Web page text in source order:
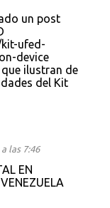
un post
ufed-
device
ilustran de
del Kit
las 7:46
EN